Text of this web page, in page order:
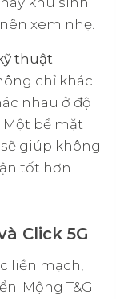
xem nhẹ.
thuật
chỉ khác
nhau ở độ
bề mặt
giúp không
tốt hơn
Click 5G
liền mạch,
Mộng T&G